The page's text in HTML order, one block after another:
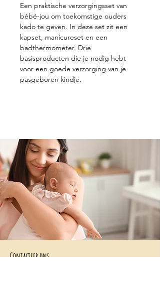
Een praktische verzorgingsset van
bébé-jou om toekomstige ouders
kado te geven. In deze set zit een
kapset, manicureset en een
badthermometer. Drie
basisproducten die je nodig hebt
voor een goede verzorging van je
pasgeboren kindje.
Contacteer ons